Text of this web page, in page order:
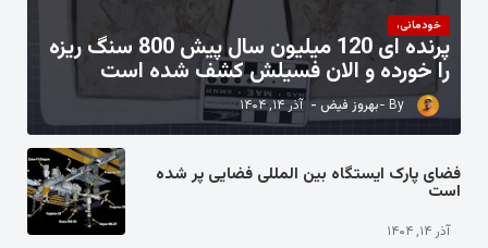
خودمانی،
پرنده ای 120 میلیون سال پیش 800 سنگ ریزه
را خورده و الان فسیلش کشف شده است
بهروز فیض آذر ۱۴, ۱۴۰۴
فضای پارک ایستگاه بین المللی فضایی پر شده
است
آذر ۱۴, ۱۴۰۴